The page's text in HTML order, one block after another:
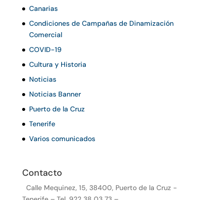
Canarias
Condiciones de Campañas de Dinamización
Comercial
COVID-19
Cultura y Historia
Noticias
Noticias Banner
Puerto de la Cruz
Tenerife
Varios comunicados
Contacto
Calle Mequinez, 15, 38400, Puerto de la Cruz -